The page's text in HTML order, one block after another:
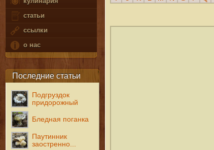
статьи
ссылки
о нас
Последние статьи
Подгруздок
придорожный
Бледная поганка
Паутинник
заостренно...